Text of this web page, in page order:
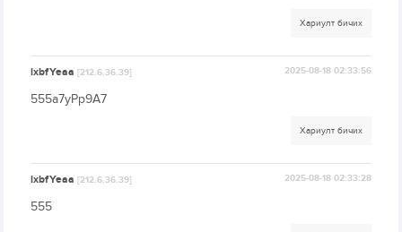
Хариулт бичих
lxbfYeaa[212.6.36.39] 2025-08-18 02:33:56
555a7yPp9A7
Хариулт бичих
lxbfYeaa[212.6.36.39] 2025-08-18 02:33:28
555